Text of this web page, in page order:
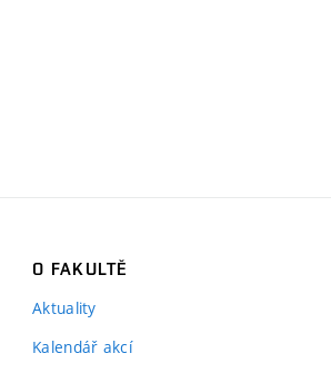
O FAKULTĚ
Aktuality
Kalendář akcí